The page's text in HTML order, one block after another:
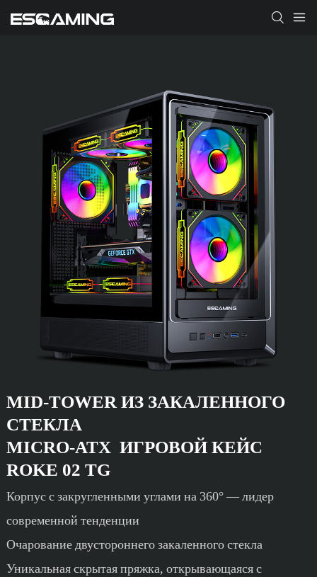
MID-TOWER ИЗ ЗАКАЛЕННОГО
СТЕКЛА
MICRO-ATX ИГРОВОЙ КЕЙС
ROKE 02 TG
Корпус с закругленными углами на 360° — лидер
современной тенденции
Очарование двустороннего закаленного стекла
Уникальная скрытая пряжка, открывающаяся с